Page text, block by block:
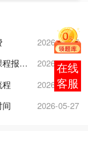
2026-05-27
内蒙古2026年10月自学考试实践课程报名时间及报考方式
2026-05-27
程
2026-05-27
间
2026-05-27
报考
咨询